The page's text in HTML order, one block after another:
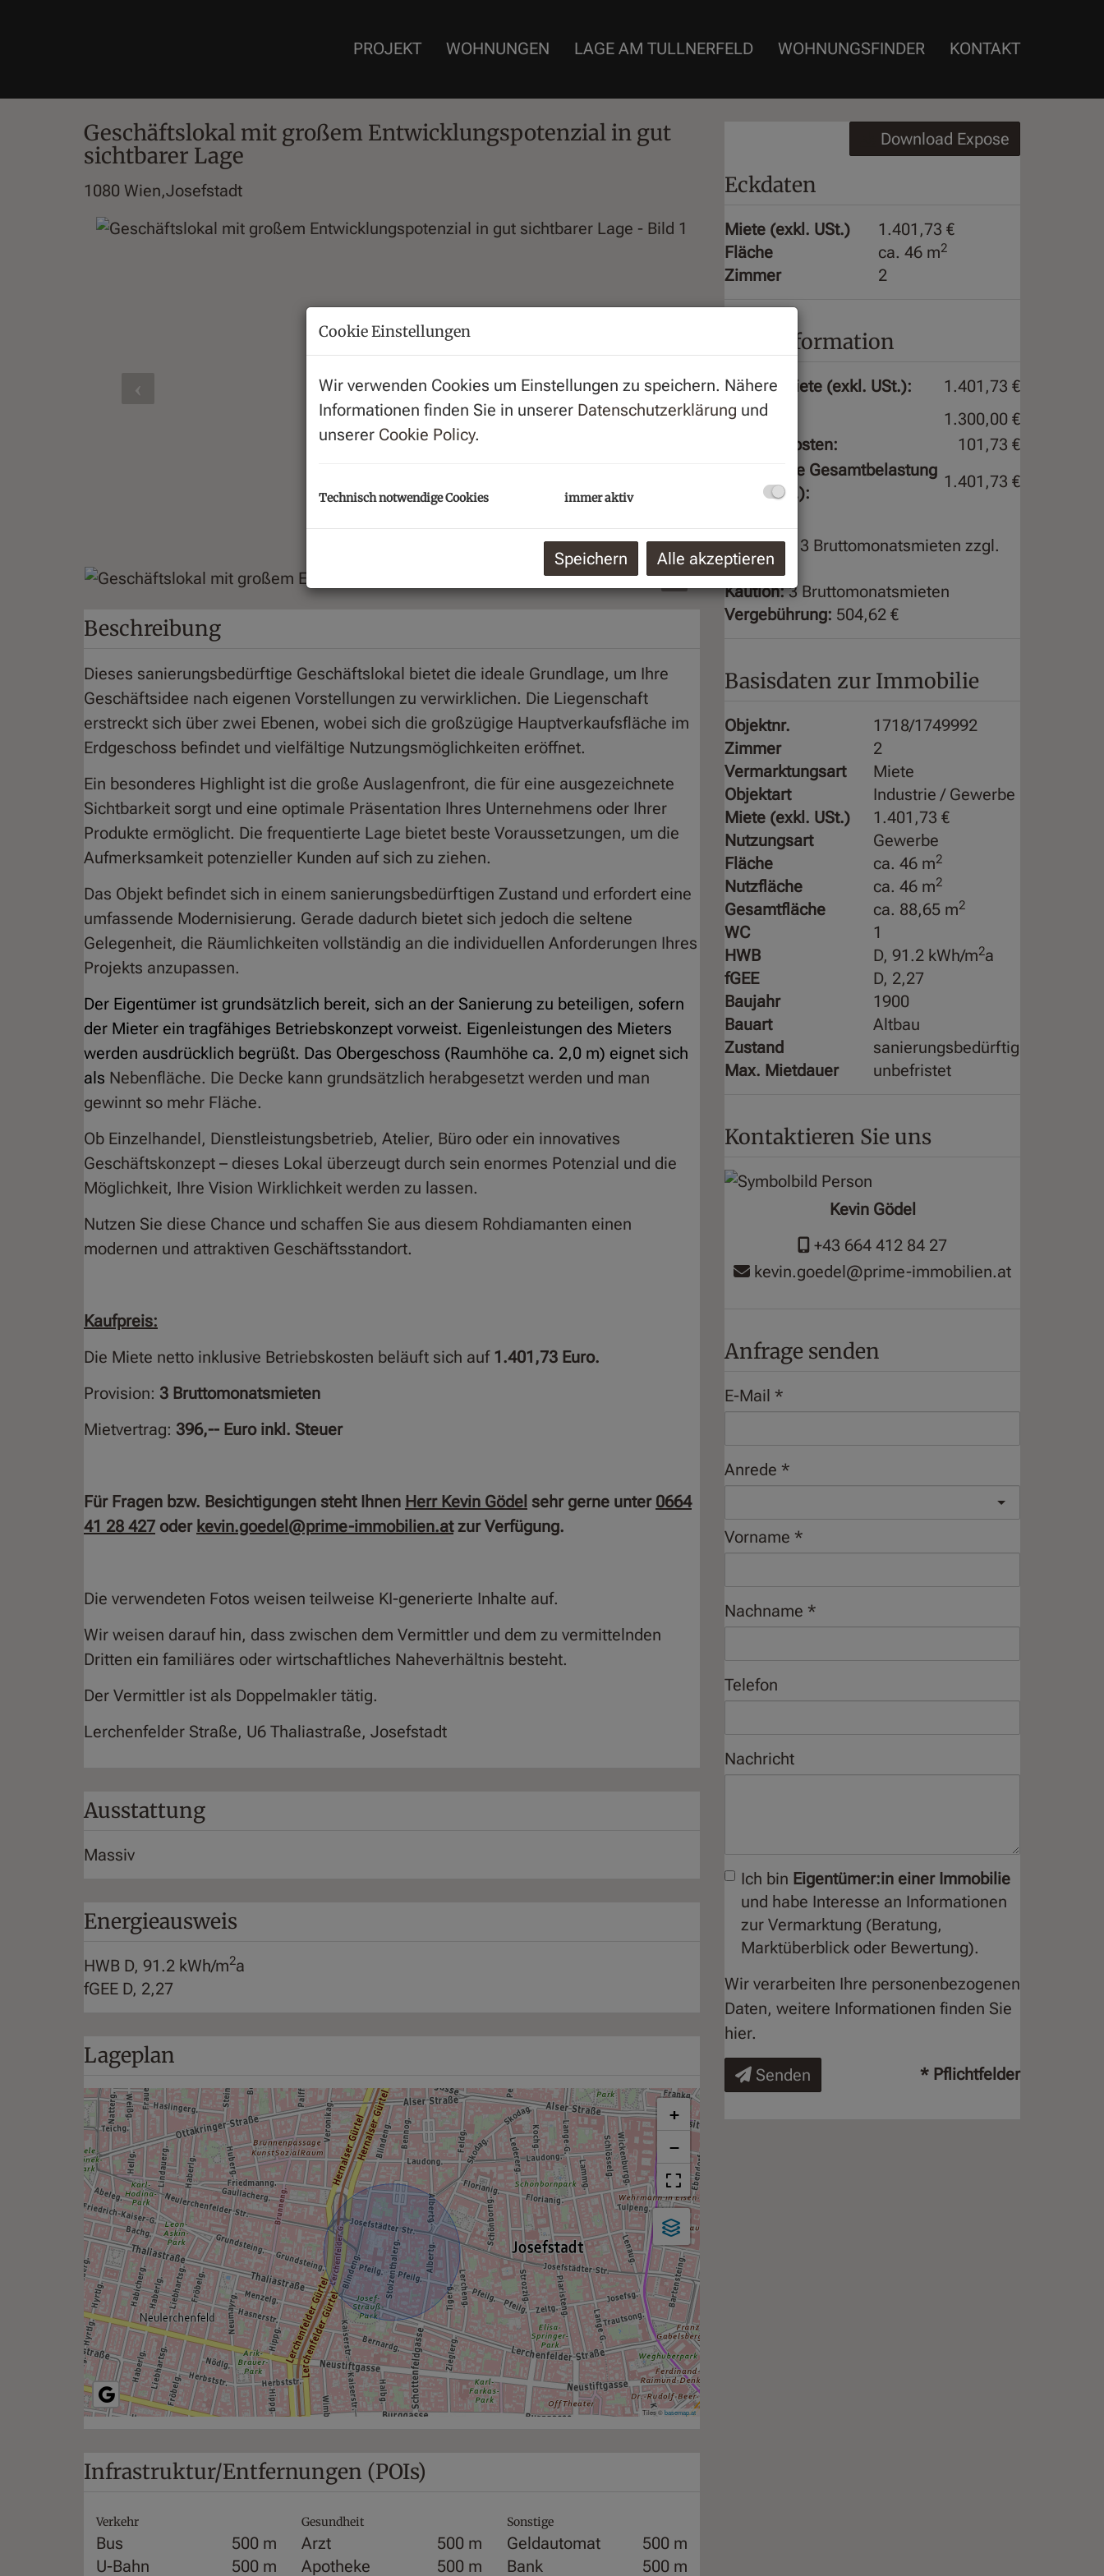
PROJEKT WOHNUNGEN LAGE AM TULLNERFELD WOHNUNGSFINDER KONTAKT
Geschäftslokal mit großem Entwicklungspotenzial in gut
sichtbarer Lage
1080 Wien,Josefstadt
Beschreibung
Dieses sanierungsbedürftige Geschäftslokal bietet die ideale Grundlage, um Ihre
Geschäftsidee nach eigenen Vorstellungen zu verwirklichen. Die Liegenschaft
erstreckt sich über zwei Ebenen, wobei sich die großzügige Hauptverkaufsfläche im
Erdgeschoss befindet und vielfältige Nutzungsmöglichkeiten eröffnet.
Ein besonderes Highlight ist die große Auslagenfront, die für eine ausgezeichnete
Sichtbarkeit sorgt und eine optimale Präsentation Ihres Unternehmens oder Ihrer
Produkte ermöglicht. Die frequentierte Lage bietet beste Voraussetzungen, um die
Aufmerksamkeit potenzieller Kunden auf sich zu ziehen.
Das Objekt befindet sich in einem sanierungsbedürftigen Zustand und erfordert eine
umfassende Modernisierung. Gerade dadurch bietet sich jedoch die seltene
Gelegenheit, die Räumlichkeiten vollständig an die individuellen Anforderungen Ihres
Projekts anzupassen.
Der Eigentümer ist grundsätzlich bereit, sich an der Sanierung zu beteiligen, sofern
der Mieter ein tragfähiges Betriebskonzept vorweist. Eigenleistungen des Mieters
werden ausdrücklich begrüßt. Das Obergeschoss (Raumhöhe ca. 2,0 m) eignet sich
als Nebenfläche. Die Decke kann grundsätzlich herabgesetzt werden und man
gewinnt so mehr Fläche.
Ob Einzelhandel, Dienstleistungsbetrieb, Atelier, Büro oder ein innovatives
Geschäftskonzept – dieses Lokal überzeugt durch sein enormes Potenzial und die
Möglichkeit, Ihre Vision Wirklichkeit werden zu lassen.
Nutzen Sie diese Chance und schaffen Sie aus diesem Rohdiamanten einen
modernen und attraktiven Geschäftsstandort.
Kaufpreis:
Die Miete netto inklusive Betriebskosten beläuft sich auf 1.401,73 Euro.
Provision: 3 Bruttomonatsmieten
Mietvertrag: 396,-- Euro inkl. Steuer
Für Fragen bzw. Besichtigungen steht Ihnen Herr Kevin Gödel sehr gerne unter 0664
41 28 427 oder kevin.goedel@prime-immobilien.atzur Verfügung.
Die verwendeten Fotos weisen teilweise KI-generierte Inhalte auf.
Wir weisen darauf hin, dass zwischen dem Vermittler und dem zu vermittelnden
Dritten ein familiäres oder wirtschaftliches Naheverhältnis besteht.
Der Vermittler ist als Doppelmakler tätig.
Lerchenfelder Straße, U6 Thaliastraße, Josefstadt
Ausstattung
Massiv
Energieausweis
HWB D, 91.2 kWh/m2a
fGEE D, 2,27
Lageplan
+
−
Tiles ©basemap.at
Infrastruktur/Entfernungen (POIs)
Verkehr
Bus
500 m
U-Bahn
500 m
Gesundheit
Arzt
500 m
Apotheke
500 m
Sonstige
Geldautomat
500 m
Bank
500 m
Download Expose
Eckdaten
Miete (exkl. USt.)
1.401,73 €
Fläche
ca. 46 m2
Zimmer 2
Preisinformation
Gesamtmiete (exkl. USt.):
1.401,73 €
Miete:
1.300,00 €
Betriebskosten:
101,73 €
monatliche Gesamtbelastung
(exkl. USt.):
1.401,73 €
Provision:
3 Bruttomonatsmieten zzgl.
20% USt.
Kaution: 3 Bruttomonatsmieten
Vergebührung: 504,62 €
Basisdaten zur Immobilie
Objektnr.
1718/1749992
Zimmer
2
Vermarktungsart
Miete
Objektart
Industrie / Gewerbe
Miete (exkl. USt.)
1.401,73 €
Nutzungsart
Gewerbe
Fläche
ca. 46 m2
Nutzfläche ca. 46 m2
Gesamtfläche ca. 88,65 m2
WC
1
HWB
D, 91.2 kWh/m2a
fGEE
D, 2,27
Baujahr
1900
Bauart
Altbau
Zustand
sanierungsbedürftig
Max. Mietdauer
unbefristet
Kontaktieren Sie uns
Kevin Gödel
+43 664 412 84 27
kevin.goedel@prime-immobilien.at
Anfrage senden
E-Mail
Anrede
Vorname
Nachname
Telefon
Nachricht
Ich bin Eigentümer:in einer Immobilie
und habe Interesse an Informationen
zur Vermarktung (Beratung,
Marktüberblick oder Bewertung).
Wir verarbeiten Ihre personenbezogenen
Daten, weitere Informationen finden Sie
hier.
Senden * Pflichtfelder
Cookie Einstellungen
Wir verwenden Cookies um Einstellungen zu speichern. Nähere
Informationen finden Sie in unserer Datenschutzerklärung und
unserer Cookie Policy.
Technisch notwendige Cookies immer aktiv
Speichern Alle akzeptieren